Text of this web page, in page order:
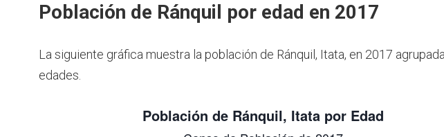
Población de Ránquil por edad en 2017
La siguiente gráfica muestra la población de Ránquil, Itata, en 2017
edades.